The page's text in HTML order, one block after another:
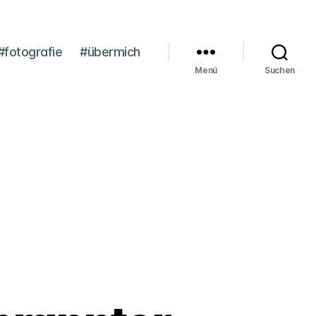
#übermich
Menü Suchen